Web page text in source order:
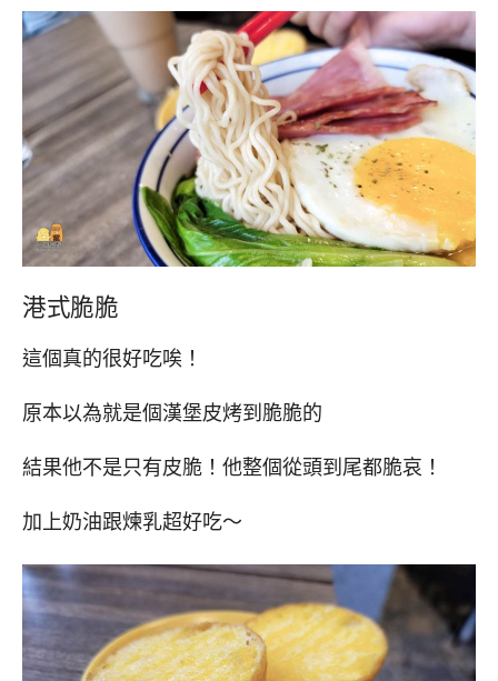
港式脆脆
這個真的很好吃唉！
原本以為就是個漢堡皮烤到脆脆的
結果他不是只有皮脆！他整個從頭到尾都脆哀！
加上奶油跟煉乳超好吃～